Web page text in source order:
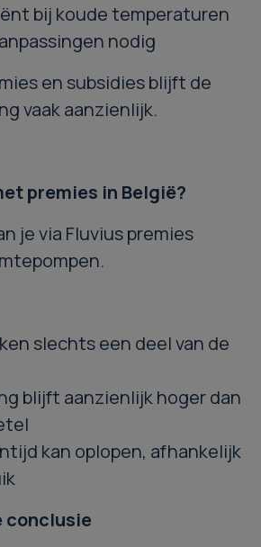
bij koude temperaturen
nodig
en subsidies blijft de
vaak aanzienlijk.
premies in België?
je via Fluvius premies
slechts een deel van de
blijft aanzienlijk hoger dan
kan oplopen, afhankelijk
conclusie